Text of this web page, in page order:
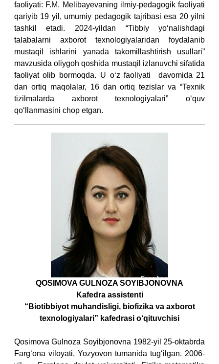
faoliyati: F.M. Melibayevaning ilmiy-pedagogik faoliyati
qariyib 19 yil, umumiy pedagogik tajribasi esa 20 yilni
tashkil etadi. 2024-yildan “Tibbiy yo‘nalishdagi
talabalarni axborot texnologiyalaridan foydalanib
mustaqil ishlarini yanada takomillashtirish usullari”
mavzusida oliygoh qoshida mustaqil izlanuvchi sifatida
faoliyat olib bormoqda. U o‘z faoliyati davomida 21
dan ortiq maqolalar, 16 dan ortiq tezislar va “Texnik
tizilmalarda axborot texnologiyalari” o‘quv
qo‘llanmasini chop etgan.
QOSIMOVA GULNOZA SOYIBJONOVNA
Kafedra assistenti
“Biotibbiyot muhandisligi, biofizika va axborot
texnologiyalari” kafedrasi o‘qituvchisi
Qosimova Gulnoza Soyibjonovna 1982-yil 25-oktabrda
Farg‘ona viloyati, Yozyovon tumanida tug‘ilgan. 2006-